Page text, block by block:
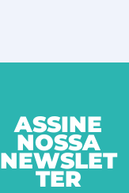
ASSINE
NOSSA
NEWSLET
TER